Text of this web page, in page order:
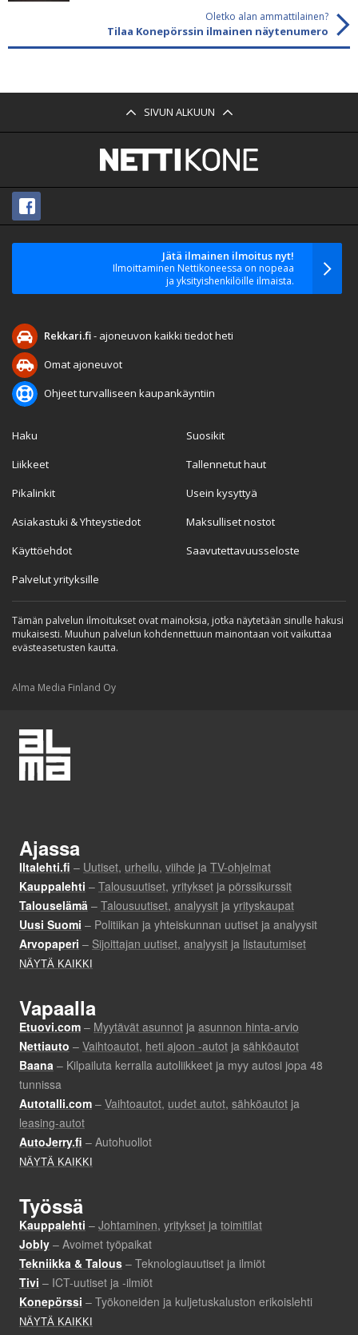
Oletko alan ammattilainen?
Tilaa Konepörssin ilmainen näytenumero
SIVUN ALKUUN
Jätä ilmainen ilmoitus nyt!
Ilmoittaminen Nettikoneessa on nopeaa
ja yksityishenkilöille ilmaista.
Rekkari.fi- ajoneuvon kaikki tiedot heti
Omat ajoneuvot
Ohjeet turvalliseen kaupankäyntiin
Haku
Liikkeet
Pikalinkit
Asiakastuki & Yhteystiedot
Käyttöehdot
Palvelut yrityksille
Suosikit
Tallennetut haut
Usein kysyttyä
Maksulliset nostot
Saavutettavuusseloste
Tämän palvelun ilmoitukset ovat mainoksia, jotka näytetään sinulle hakusi
mukaisesti. Muuhun palvelun kohdennettuun mainontaan voit vaikuttaa
evästeasetusten kautta.
Alma Media Finland Oy